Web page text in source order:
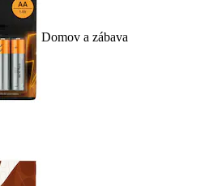
Domov a zábava